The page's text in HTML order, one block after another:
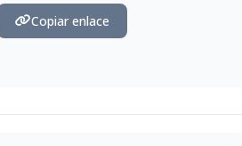
Copiar enlace